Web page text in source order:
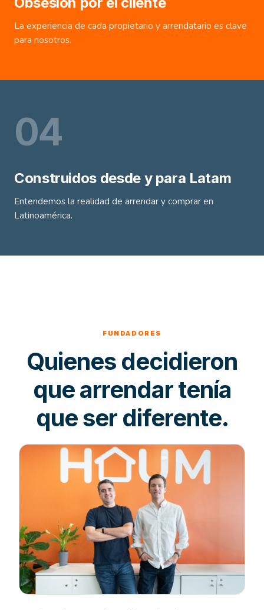
La experiencia de cada propietario y arrendatario es clave
para nosotros.
04
Construidos desde y para Latam
Entendemos la realidad de arrendar y comprar en
Latinoamérica.
FUNDADORES
Quienes decidieron
que arrendar tenía
que ser diferente.